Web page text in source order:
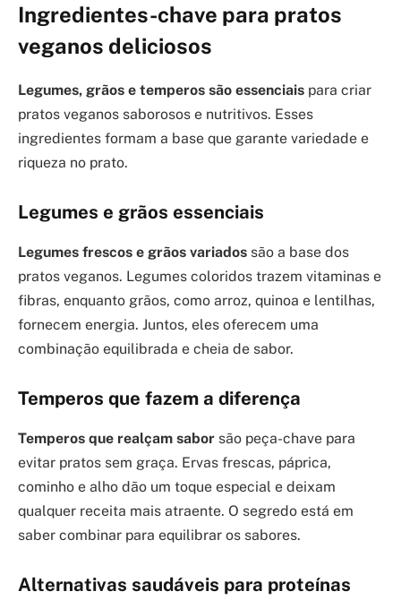
Ingredientes-chave para pratos
veganos deliciosos
Legumes, grãos e temperos são essenciais para criar
pratos veganos saborosos e nutritivos. Esses
ingredientes formam a base que garante variedade e
riqueza no prato.
Legumes e grãos essenciais
Legumes frescos e grãos variados são a base dos
pratos veganos. Legumes coloridos trazem vitaminas e
fibras, enquanto grãos, como arroz, quinoa e lentilhas,
fornecem energia. Juntos, eles oferecem uma
combinação equilibrada e cheia de sabor.
Temperos que fazem a diferença
Temperos que realçam sabor são peça-chave para
evitar pratos sem graça. Ervas frescas, páprica,
cominho e alho dão um toque especial e deixam
qualquer receita mais atraente. O segredo está em
saber combinar para equilibrar os sabores.
Alternativas saudáveis para proteínas